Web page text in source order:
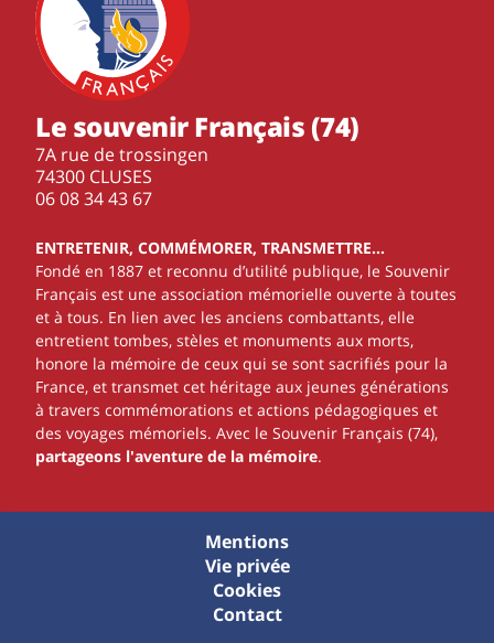
Le souvenir Français (74)
7A rue de trossingen
74300 CLUSES
‭06 08 34 43 67‬
ENTRETENIR, COMMÉMORER, TRANSMETTRE…
Fondé en 1887 et reconnu d’utilité publique, le Souvenir
Français est une association mémorielle ouverte à toutes
et à tous. En lien avec les anciens combattants, elle
entretient tombes, stèles et monuments aux morts,
honore la mémoire de ceux qui se sont sacrifiés pour la
France, et transmet cet héritage aux jeunes générations
à travers commémorations et actions pédagogiques et
des voyages mémoriels. Avec le Souvenir Français (74),
partageons l'aventure de la mémoire.
Mentions
Vie privée
Cookies
Contact